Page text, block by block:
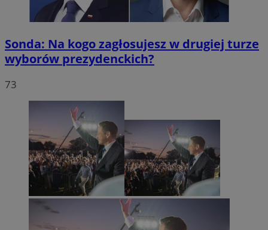
Sonda: Na kogo zagłosujesz w drugiej turze
wyborów prezydenckich?
73